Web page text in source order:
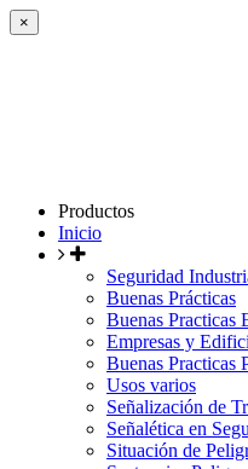
×
Productos
Inicio
Seguridad
Buenas Prácticas
Buenas Practicas
Empresas y
Buenas Practicas
Usos varios
Señalización de
Señalética en
Situación de